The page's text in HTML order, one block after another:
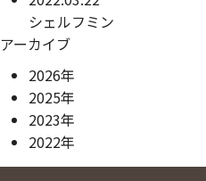
シェルフミン
アーカイブ
2026年
2025年
2023年
2022年